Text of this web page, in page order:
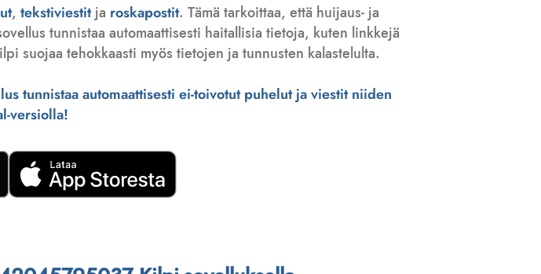
, tekstiviestitja roskapostit. Tämä tarkoittaa, että huijaus- ja
tunnistaa automaattisesti haitallisia tietoja, kuten linkkejä
suojaa tehokkaasti myös tietojen ja tunnusten kalastelulta.
tunnistaa automaattisesti ei-toivotut puhelut ja viestit niiden
versiolla!